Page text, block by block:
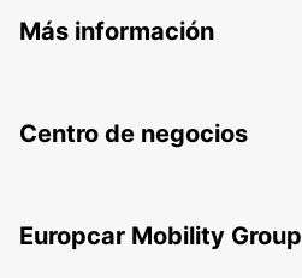
Más información
Centro de negocios
Europcar Mobility Group